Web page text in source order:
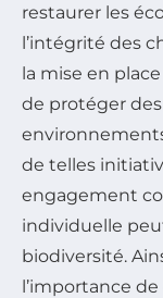
restaurer les
l’intégrité des
la mise en
de protéger
de telles
engagement
individuelle
biodiversité.
l’importance